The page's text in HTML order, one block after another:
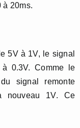
à 20ms.
5V à 1V, le signal
0.3V. Comme le
signal remonte
nouveau 1V. Ce